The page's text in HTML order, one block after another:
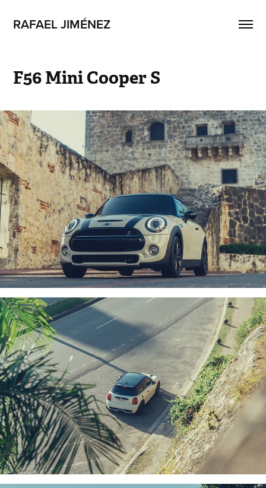
RAFAEL JIMÉNEZ
F56 Mini Cooper S